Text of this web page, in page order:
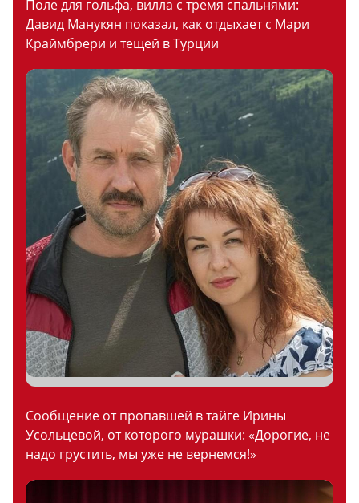
Поле для гольфа, вилла с тремя спальнями:
Давид Манукян показал, как отдыхает с Мари
Краймбрери и тещей в Турции
Сообщение от пропавшей в тайге Ирины
Усольцевой, от которого мурашки: «Дорогие, не
надо грустить, мы уже не вернемся!»